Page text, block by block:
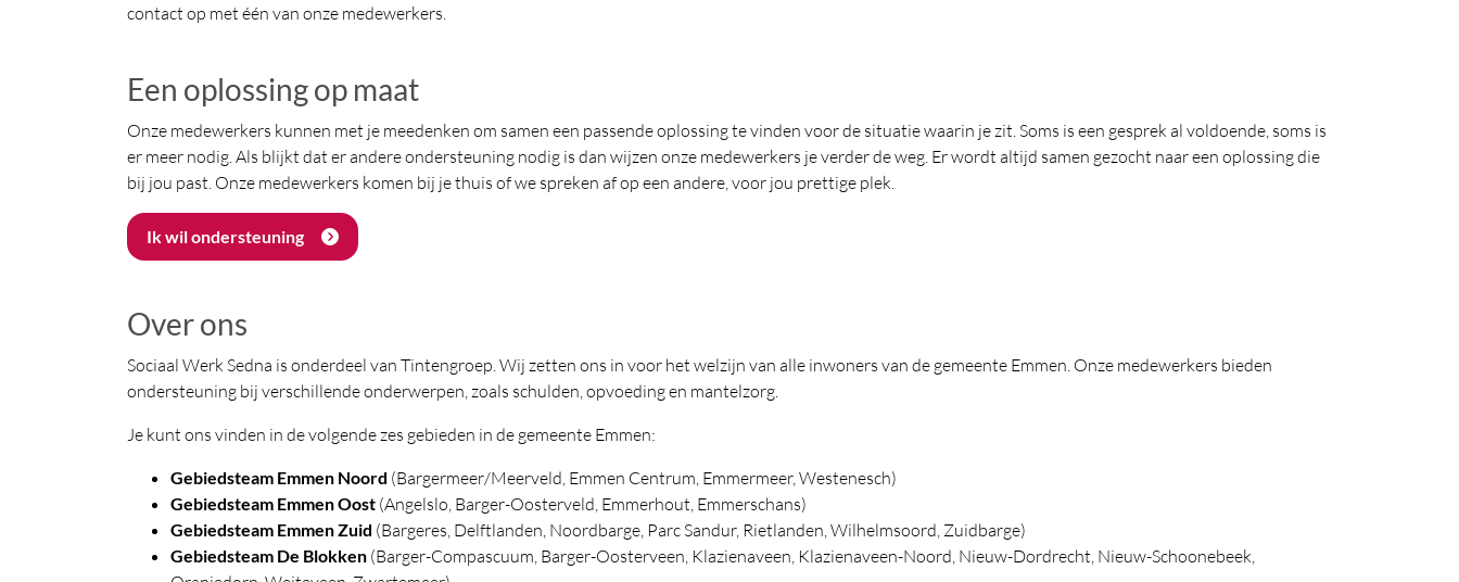
contact op met één van onze medewerkers.
Een oplossing op maat
Onze medewerkers kunnen met je meedenken om samen een passende oplossing te vinden voor de situatie waarin je zit. Soms is een gesprek al voldoende, soms is
er meer nodig. Als blijkt dat er andere ondersteuning nodig is dan wijzen onze medewerkers je verder de weg. Er wordt altijd samen gezocht naar een oplossing die
bij jou past. Onze medewerkers komen bij je thuis of we spreken af op een andere, voor jou prettige plek.
Ik wil ondersteuning
Over ons
Sociaal Werk Sedna is onderdeel van Tintengroep. Wij zetten ons in voor het welzijn van alle inwoners van de gemeente Emmen. Onze medewerkers bieden
ondersteuning bij verschillende onderwerpen, zoals schulden, opvoeding en mantelzorg.
Je kunt ons vinden in de volgende zes gebieden in de gemeente Emmen:
Gebiedsteam Emmen Noord (Bargermeer/Meerveld, Emmen Centrum, Emmermeer, Westenesch)
Gebiedsteam Emmen Oost (Angelslo, Barger-Oosterveld, Emmerhout, Emmerschans)
Gebiedsteam Emmen Zuid (Bargeres, Delftlanden, Noordbarge, Parc Sandur, Rietlanden, Wilhelmsoord, Zuidbarge)
Gebiedsteam De Blokken (Barger-Compascuum, Barger-Oosterveen, Klazienaveen, Klazienaveen-Noord, Nieuw-Dordrecht, Nieuw-Schoonebeek,